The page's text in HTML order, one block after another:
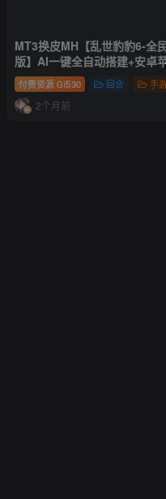
MT3换皮MH【乱世豹豹6-全
版】AI一键全自动搭建+安卓
付费资源 G币30 回合 手
2个月前